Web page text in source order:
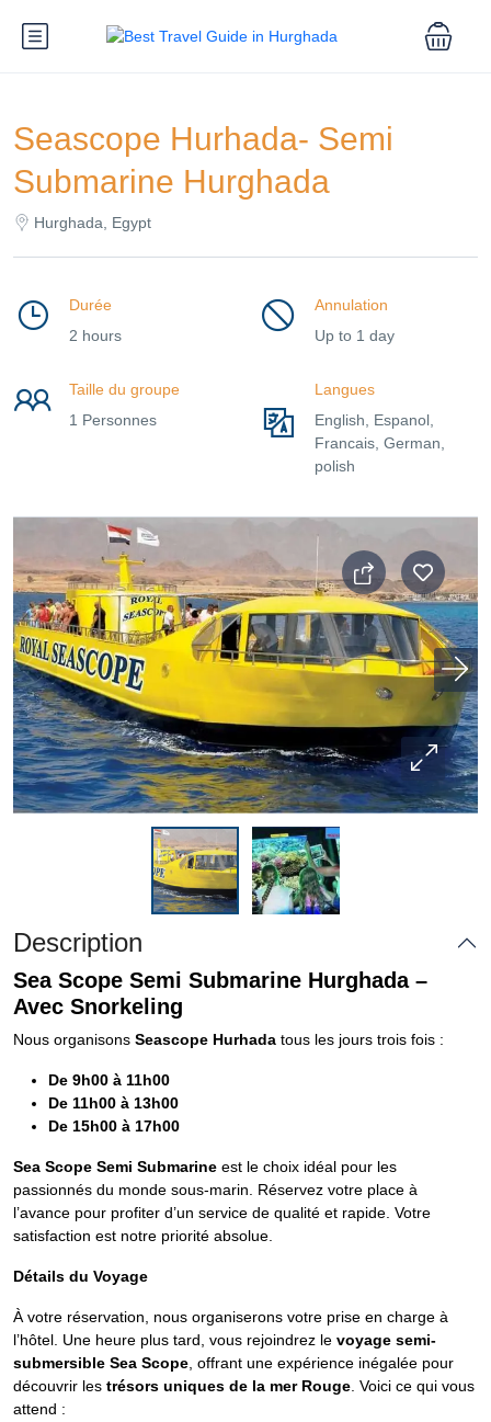
Seascope Hurhada- Semi
Submarine Hurghada
Hurghada, Egypt
Durée
2 hours
Annulation
Up to 1 day
Taille du groupe
1 Personnes
Langues
English, Espanol,
Francais, German,
polish
Description
Sea Scope Semi Submarine Hurghada –
Avec Snorkeling
Nous organisons Seascope Hurhada tous les jours trois fois :
De 9h00 à 11h00
De 11h00 à 13h00
De 15h00 à 17h00
Sea Scope Semi Submarine est le choix idéal pour les
passionnés du monde sous-marin. Réservez votre place à
l’avance pour profiter d’un service de qualité et rapide. Votre
satisfaction est notre priorité absolue.
Détails du Voyage
À votre réservation, nous organiserons votre prise en charge à
l’hôtel. Une heure plus tard, vous rejoindrez le voyage semi-
submersible Sea Scope , offrant une expérience inégalée pour
découvrir les trésors uniques de la mer Rouge . Voici ce qui vous
attend :